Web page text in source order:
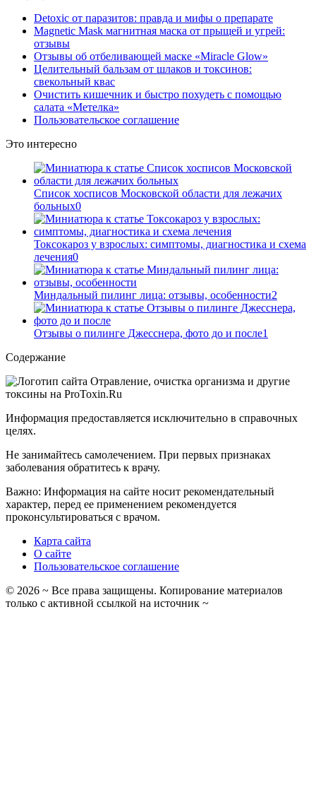
Detoxic от паразитов: правда и мифы о препарате
Magnetic Mask магнитная маска от прыщей и угрей:
отзывы
Отзывы об отбеливающей маске «Miracle Glow»
Целительный бальзам от шлаков и токсинов:
свекольный квас
Очистить кишечник и быстро похудеть с помощью
салата «Метелка»
Пользовательское соглашение
Это интересно
Список хосписов Московской области для лежачих
больных0
Токсокароз у взрослых: симптомы, диагностика и схема
лечения0
Миндальный пилинг лица: отзывы, особенности2
Отзывы о пилинге Джесснера, фото до и после1
Содержание
Информация предоставляется исключительно в справочных
целях.
Не занимайтесь самолечением. При первых признаках
заболевания обратитесь к врачу.
Важно: Информация на сайте носит рекомендательный
характер, перед ее применением рекомендуется
проконсультироваться с врачом.
Карта сайта
О сайте
Пользовательское соглашение
© 2026 ~ Все права защищены. Копирование материалов
только с активной ссылкой на источник ~